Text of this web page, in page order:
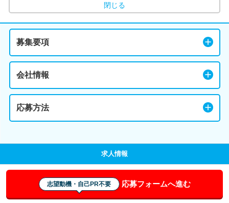
閉じる
募集要項
会社情報
応募方法
求人情報
志望動機・自己PR不要 応募フォームへ進む